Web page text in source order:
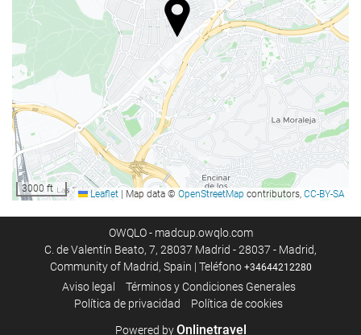
Parking
Aparcamiento gratuito
Aparcamiento privado
Parking accesible para personas con movilidad reducida
Acceso a Internet
Wifi
WiFi disponible en todas las zonas
Acceso a Internet
Servicios de recepción
Recepción 24 horas
3000 ft Leaflet | Map data © OpenStreetMap contributors, CC-BY-SA
OWQLO - madcup.owqlo.com
C. de Valentín Beato, 7, 28037 Madrid - 28037 - Madrid,
Community of Madrid, Spain | Teléfono +34644212280
Aviso legal
Términos y Condiciones Generales
Polí­tica de privacidad
Política de cookies
Powered byOnlinetravel